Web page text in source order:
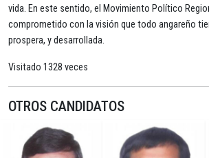
vida. En este sentido, el Movimiento Político
comprometido con la visión que todo angareño
prospera, y desarrollada.
Visitado 1328 veces
OTROS CANDIDATOS